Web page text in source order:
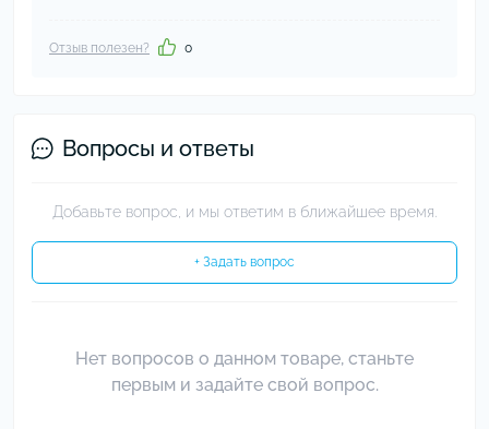
Отзыв полезен? 0
Вопросы и ответы
Добавьте вопрос, и мы ответим в ближайшее время.
+ Задать вопрос
Нет вопросов о данном товаре, станьте
первым и задайте свой вопрос.